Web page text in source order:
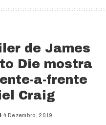
de James
Die mostra
a-frente
Craig
4 Dezembro, 2019